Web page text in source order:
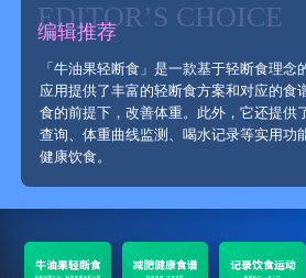
EDITOR’S CHOICE
编辑推荐
「牛油果轻断食」是一款基于轻断食理念
应用提供了丰富的轻断食方案和对应的食
食的前提下，改善体重。此外，它还提供
查询、体重曲线监测、喝水记录等实用功
健康饮食。